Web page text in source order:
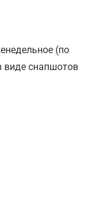
(по
виде снапшотов